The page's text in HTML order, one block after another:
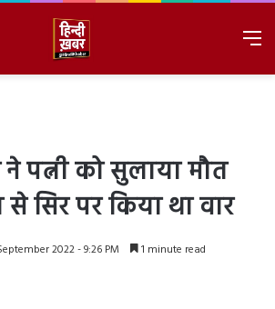
पत्नी को सुलाया मौत
सिर पर किया था वार
2022 - 9:26 PM 1 minute read